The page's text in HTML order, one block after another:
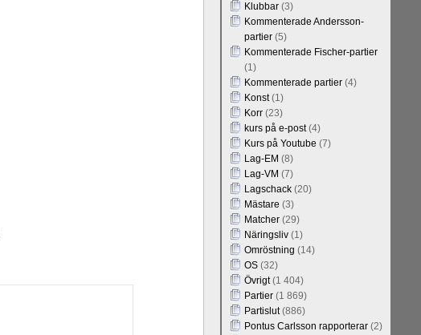
Klubbar(3)
Kommenterade Andersson-
partier(5)
Kommenterade Fischer-partier
(1)
Kommenterade partier(4)
Konst(1)
Korr(23)
kurs på e-post(4)
Kurs på Youtube (7)
Lag-EM (8)
Lag-VM (7)
Lagschack(20)
Mästare (3)
Matcher(29)
Näringsliv(1)
Omröstning (14)
OS(32)
Övrigt(1 404)
Partier(1 869)
Partislut(886)
Pontus Carlsson rapporterar(2)